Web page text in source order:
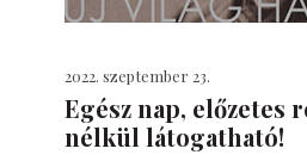
2022. szeptember 23.
Egész nap, előzetes
nélkül látogatható!